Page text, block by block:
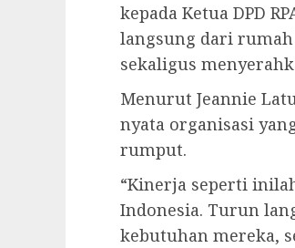
kepada Ketua DPD
langsung dari
sekaligus
Menurut Jeannie
nyata organisasi
rumput.
“Kinerja seperti
Indonesia. Turun
kebutuhan mereka,